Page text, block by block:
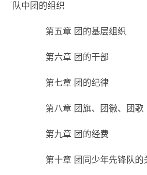
队中团的组织
第五章 团的基层组织
第六章 团的干部
第七章 团的纪律
第八章 团旗、团徽、团歌
第九章 团的经费
第十章 团同少年先锋队的